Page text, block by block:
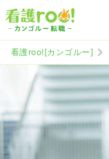
看護roo![カンゴルー]